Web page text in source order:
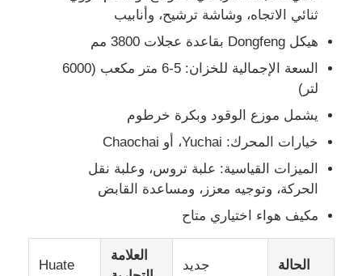
شاحنة قمامة ذراع الزناد
أجزاء مركبة خاصة
دراجة ثلاثية العجلات كهربائية للنظافة
شاحنة شحن
ثنائي الاتجاه، وشاشة ترشيح، وأنابيب
هيكل Dongfeng بقاعدة عجلات 3800 مم
السعة الإجمالية للخزان: 5-6 متر مكعب (6000
لتر)
يشمل موزع الوقود وبكرة خرطوم
خيارات المحرك: Yuchai، أو Chaochai
الميزات القياسية: علبة تروس، وعلبة نقل
الحركة، وتوجيه معزز، ومساعدة القابض
مكيف هواء اختياري متاح
الحالة جديد
العلامة
Huate